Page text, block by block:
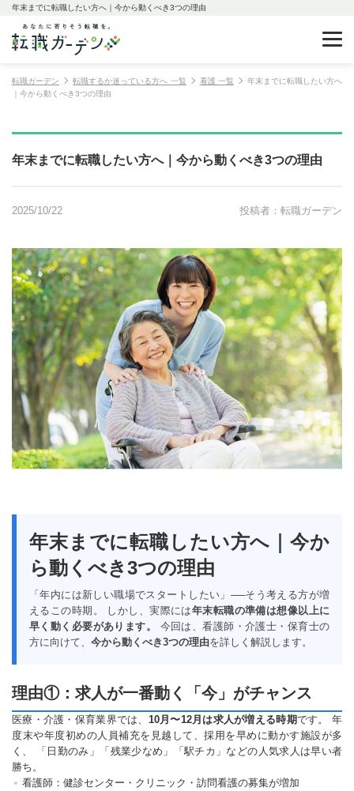
年末までに転職したい方へ｜今から動くべき3つの理由
転職ガーデン 転職するか迷っている方へ 一覧 看護 一覧
年末までに転職したい方へ
｜今から動くべき3つの理由
年末までに転職したい方へ｜今から動くべき3つの理由
2025/10/22 投稿者：転職ガーデン
年末までに転職したい方へ｜今か
ら動くべき3つの理由
「年内には新しい職場でスタートしたい」──そう考える方が増
えるこの時期。 しかし、実際には年末転職の準備は想像以上に
早く動く必要があります。
今回は、看護師・介護士・保育士の
方に向けて、 今から動くべき3つの理由を詳しく解説します。
理由①：求人が一番動く「今」がチャンス
医療・介護・保育業界では、 10月〜12月は求人が増える時期です。 年
度末や年度初めの人員補充を見越して、採用を早めに動かす施設が多
く、 「日勤のみ」「残業少なめ」「駅チカ」などの人気求人は早い者
勝ち。
看護師：健診センター・クリニック・訪問看護の募集が増加